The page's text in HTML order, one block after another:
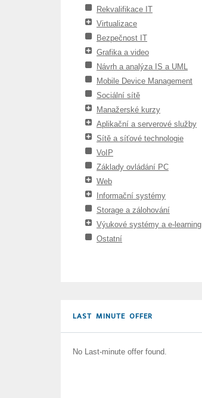
Rekvalifikace IT
Virtualizace
Bezpečnost IT
Grafika a video
Návrh a analýza IS a UML
Mobile Device Management
Sociální sítě
Manažerské kurzy
Aplikační a serverové služby
Sítě a síťové technologie
VoIP
Základy ovládání PC
Web
Informační systémy
Storage a zálohování
Výukové systémy a e-learning
Ostatní
LAST MINUTE OFFER
No Last-minute offer found.